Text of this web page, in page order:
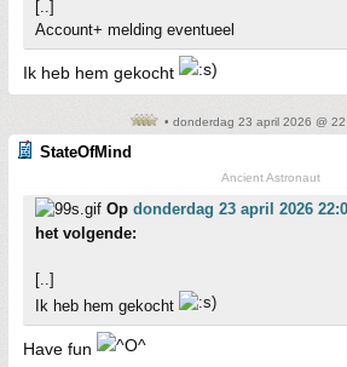
[..]
Account+ melding eventueel
Ik heb hem gekocht
• donderdag 23 april 2026 @
StateOfMind
Ancient Astronaut
Op donderdag 23 april 2026
het volgende:
[..]
Ik heb hem gekocht
Have fun